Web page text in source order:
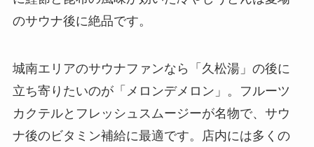
のサウナ後に絶品です。
城南エリアのサウナファンなら「久松湯」の後に
立ち寄りたいのが「メロンデメロン」。フルーツ
カクテルとフレッシュスムージーが名物で、サウ
ナ後のビタミン補給に最適です。店内には多くの